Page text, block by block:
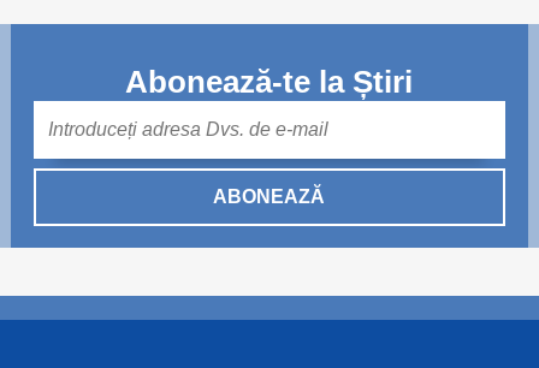
Abonează-te la Știri
ABONEAZĂ